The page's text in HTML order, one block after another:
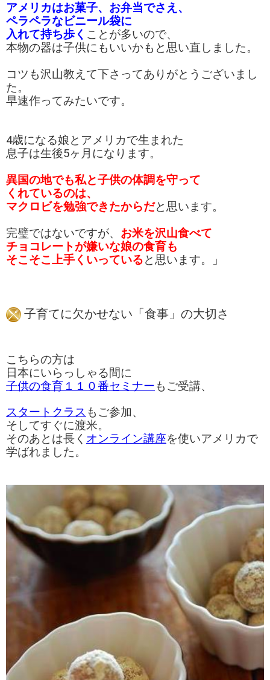
アメリカはお菓子、お弁当でさえ、
ペラペラなビニール袋に
入れて持ち歩く こ とが多いので、
本物の器は子供にもいいかもと思い直しました。
コツも沢山教えて下さってありがとうございまし
た。
早速作ってみたいです。
4歳になる娘とアメリカで生まれた
息子は生後5ヶ月にな ります。
異国の地でも私と子供の体調を守って
くれているのは、
マクロビを勉強できたからだと思います。
完璧ではないですが、 お米を沢山食べて
チョコレートが嫌いな娘の食育も
そこそこ上手く いっていると思います。」
子育てに欠かせない「食事」の大切さ
こちらの方は
日本にいらっしゃる間に
子供の食育１１０番セミナーもご受講、
スタートクラス もご参加、
そしてすぐに渡米。
そのあとは長く オンライン講座を使いアメリカで
学ばれました。